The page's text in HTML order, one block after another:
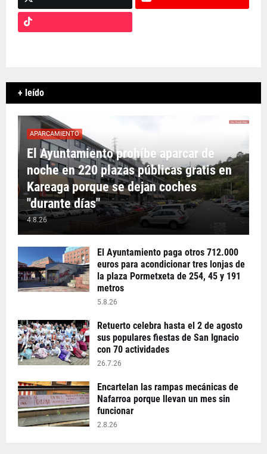
+ leído
APARCAMIENTO
El Ayuntamiento prohíbe aparcar de
noche en 220 plazas públicas gratis en
Kareaga porque se dejan coches
"durante días"
4.8.26
El Ayuntamiento paga otros 712.000
euros para acondicionar tres lonjas de
la plaza Pormetxeta de 254, 45 y 191
metros
5.8.26
Retuerto celebra hasta el 2 de agosto
sus populares fiestas de San Ignacio
con 70 actividades
26.7.26
Encartelan las rampas mecánicas de
Nafarroa porque llevan un mes sin
funcionar
2.8.26